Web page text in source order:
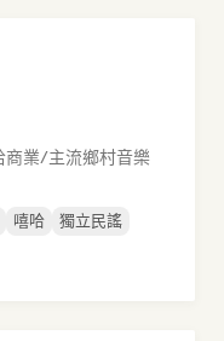
商業/主流鄉村音樂
嘻哈
獨立民謠